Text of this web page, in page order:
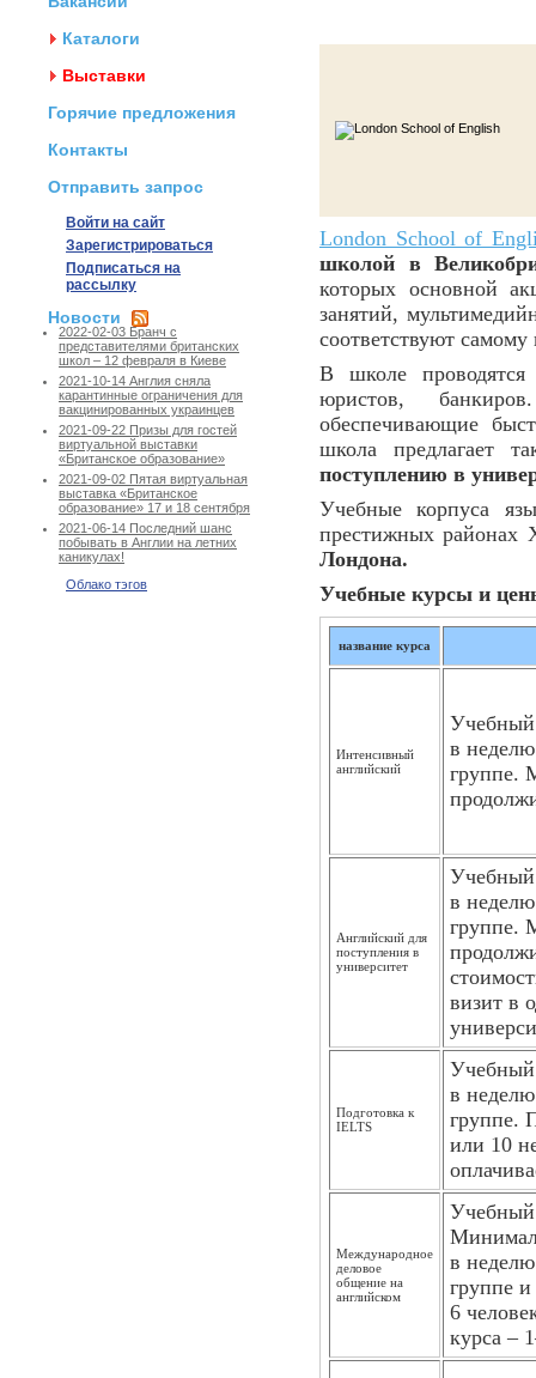
Каталоги
Выставки
Горячие предложения
Контакты
Отправить запрос
Войти на сайт
Зарегистрироваться
Подписаться на
рассылку
Новости
2022-02-03 Бранч с
представителями британских
школ – 12 февраля в Киеве
2021-10-14 Англия сняла
карантинные ограничения для
вакцинированных украинцев
2021-09-22 Призы для гостей
виртуальной выставки
«Британское образование»
2021-09-02 Пятая виртуальная
выставка «Британское
образование» 17 и 18 сентября
2021-06-14 Последний шанс
побывать в Англии на летних
каникулах!
Облако тэгов
London School of
школой в
которых основной
занятий,
соответствуют
В школе
юристов,
обеспечивающие
школа предлагает
поступлению в
Учебные корпуса
престижных районах
Лондона.
Учебные курсы и
название курса
Интенсивный
английский
Учебный
в
группе.
Английский для
поступления в
университет
Учебный
в
группе.
визит в
Подготовка к
IELTS
Учебный
в
группе.
или 10
Международное
деловое
общение на
английском
Учебный
в
группе
6
курса –